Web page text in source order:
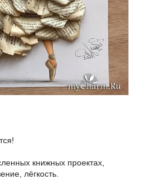
книжных проектах,
лёгкость.